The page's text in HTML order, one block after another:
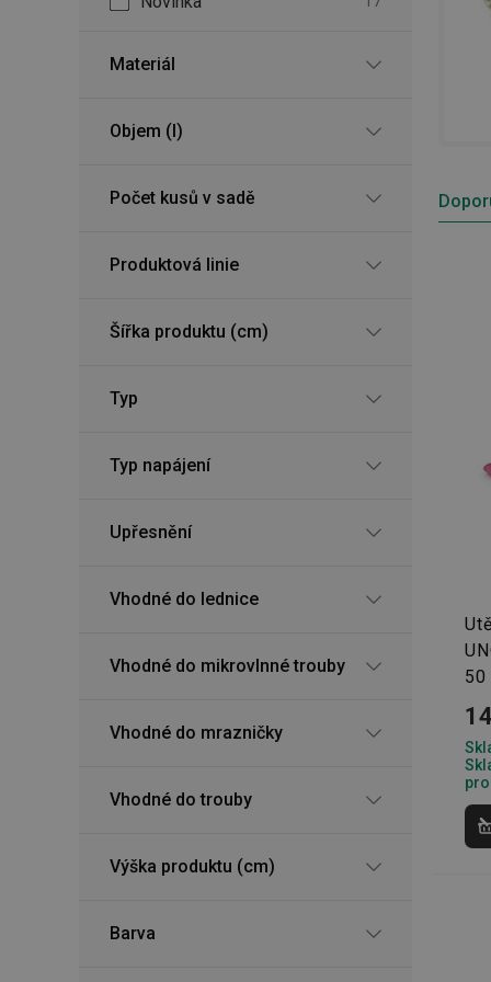
Materiál
Objem (l)
Počet kusů v sadě
Produktová linie
Šířka produktu (cm)
Typ
Typ napájení
Upřesnění
Vhodné do lednice
Vhodné do mikrovlnné trouby
Vhodné do mrazničky
Vhodné do trouby
Výška produktu (cm)
Barva
50